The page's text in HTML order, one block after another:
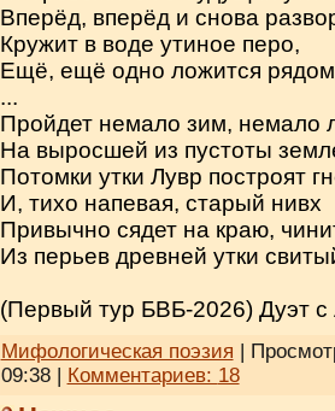
Вперёд, вперёд и снова
Кружит в воде утиное перо,
Ещё, ещё одно ложится
...
Пройдет немало зим, немало
На выросшей из пустоты
Потомки утки Лувр построят
И, тихо напевая, старый нивх
Привычно сядет на краю,
Из перьев древней утки
(Первый тур БВБ-2026) Дуэт
Мифологическая поэзия |
09:38| Комментариев: 18